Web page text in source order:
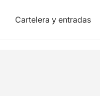
Cartelera y entradas